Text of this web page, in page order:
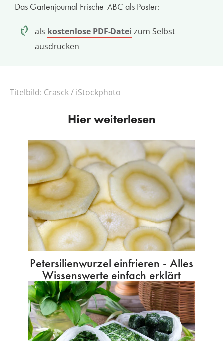
Das Gartenjournal Frische-ABC als Poster:
als kostenlose PDF-Datei zum Selbst
ausdrucken
Titelbild: Crasck / iStockphoto
Hier weiterlesen
Petersilienwurzel einfrieren - Alles
Wissenswerte einfach erklärt